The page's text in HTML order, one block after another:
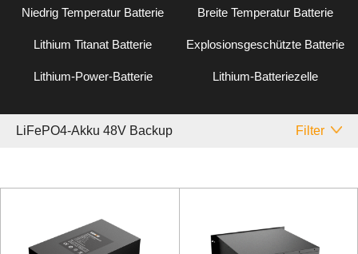
Niedrig Temperatur Batterie Breite Temperatur Batterie
Lithium Titanat Batterie Explosionsgeschützte Batterie
Lithium-Power-Batterie Lithium-Batteriezelle
LiFePO4-Akku 48V Backup Filter